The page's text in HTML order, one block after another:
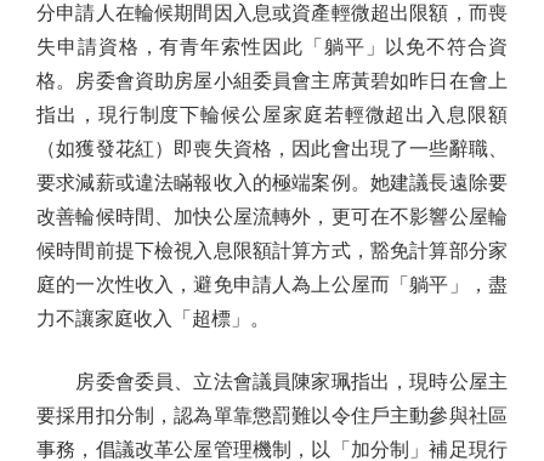
分申請人在輪候期間因入息或資產輕微超出限額，而喪
失申請資格，有青年索性因此「躺平」以免不符合資
格。房委會資助房屋小組委員會主席黃碧如昨日在會上
指出，現行制度下輪候公屋家庭若輕微超出入息限額
（如獲發花紅）即喪失資格，因此會出現了一些辭職、
要求減薪或違法瞞報收入的極端案例。她建議長遠除要
改善輪候時間、加快公屋流轉外，更可在不影響公屋輪
候時間前提下檢視入息限額計算方式，豁免計算部分家
庭的一次性收入，避免申請人為上公屋而「躺平」，盡
力不讓家庭收入「超標」。
房委會委員、立法會議員陳家珮指出，現時公屋主
要採用扣分制，認為單靠懲罰難以令住戶主動參與社區
事務，倡議改革公屋管理機制，以「加分制」補足現行